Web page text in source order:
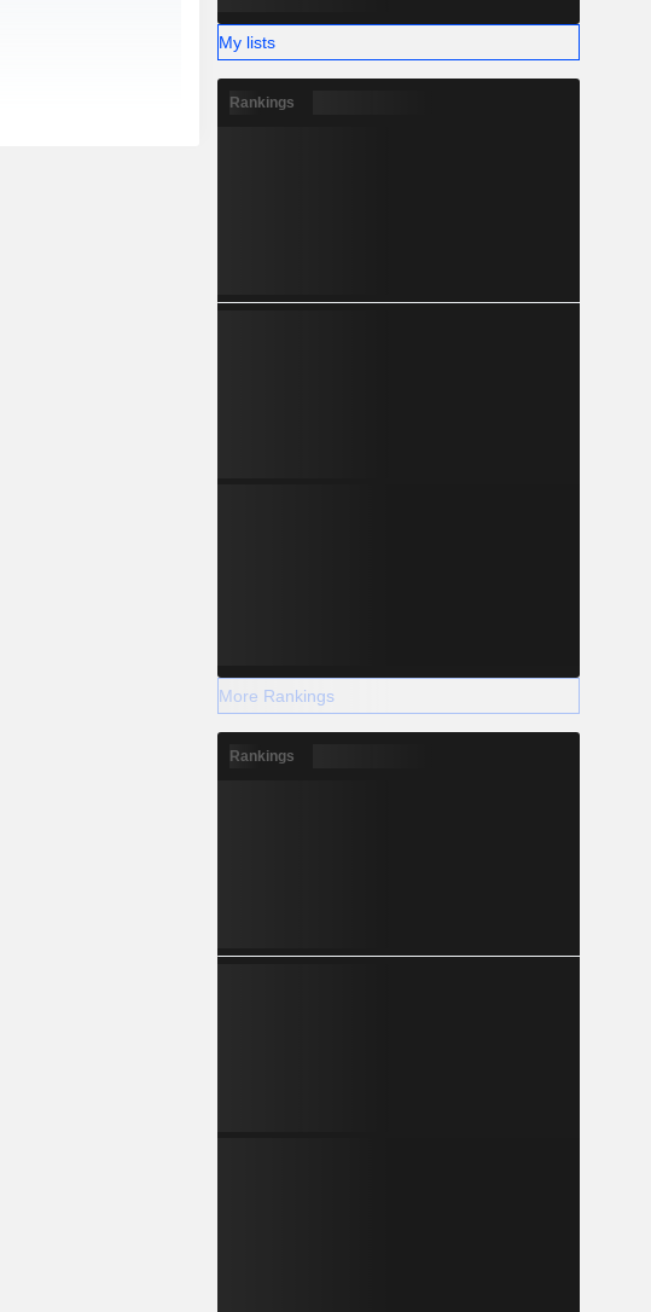
My lists
Rankings
More Rankings
Rankings